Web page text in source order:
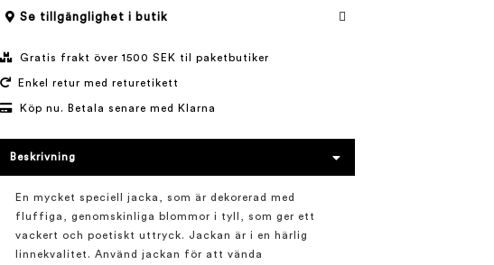
Se tillgänglighet i butik
Gratis frakt över 1500 SEK til paketbutiker
Enkel retur med returetikett
Köp nu. Betala senare med Klarna
Beskrivning
En mycket speciell jacka, som är dekorerad med
fluffiga, genomskinliga blommor i tyll, som ger ett
vackert och poetiskt uttryck. Jackan är i en härlig
linnekvalitet. Använd jackan för att vända